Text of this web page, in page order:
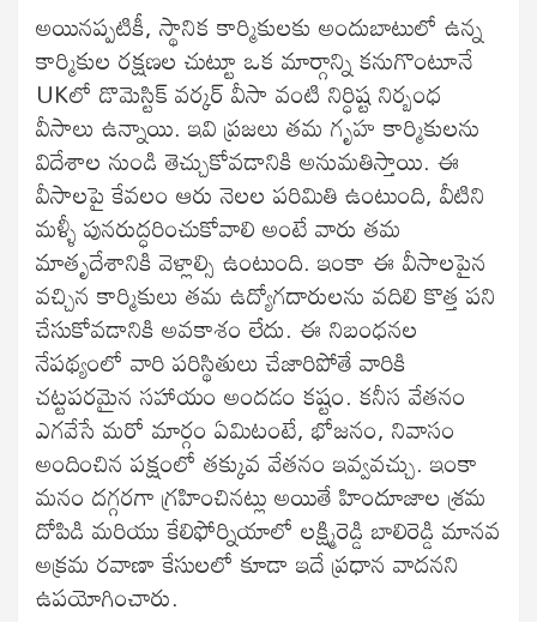
అయినప్పటికీ, స్థానిక కార్మికులకు అందుబాటులో ఉన్న
కార్మికుల రక్షణల చుట్టూ ఒక మార్గాన్ని కనుగొంటూనే
UKలో డొమెస్టిక్ వర్కర్ వీసా వంటి నిర్ధిష్ట నిర్బంధ
వీసాలు ఉన్నాయి. ఇవి ప్రజలు తమ గృహ కార్మికులను
విదేశాల నుండి తెచ్చుకోవడానికి అనుమతిస్తాయి. ఈ
వీసాలపై కేవలం ఆరు నెలల పరిమితి ఉంటుంది, వీటిని
మళ్ళీ పునరుద్ధరించుకోవాలి అంటే వారు తమ
మాతృదేశానికి వెళ్లాల్సి ఉంటుంది. ఇంకా ఈ వీసాలపైన
వచ్చిన కార్మికులు తమ ఉద్యోగదారులను వదిలి కొత్త పని
చేసుకోవడానికి అవకాశం లేదు. ఈ నిబంధనల
నేపథ్యంలో వారి పరిస్థితులు చేజారిపోతే వారికి
చట్టపరమైన సహాయం అందడం కష్టం. కనీస వేతనం
ఎగవేసే మరో మార్గం ఏమిటంటే, భోజనం, నివాసం
అందించిన పక్షంలో తక్కువ వేతనం ఇవ్వవచ్చు. ఇంకా
మనం దగ్గరగా గ్రహించినట్లు అయితే హిందూజాల శ్రమ
దోపిడి మరియు కేలిఫోర్నియాలో లక్ష్మిరెడ్డి బాలిరెడ్డి మానవ
అక్రమ రవాణా కేసులలో కూడా ఇదే ప్రధాన వాదనని
ఉపయోగించారు.